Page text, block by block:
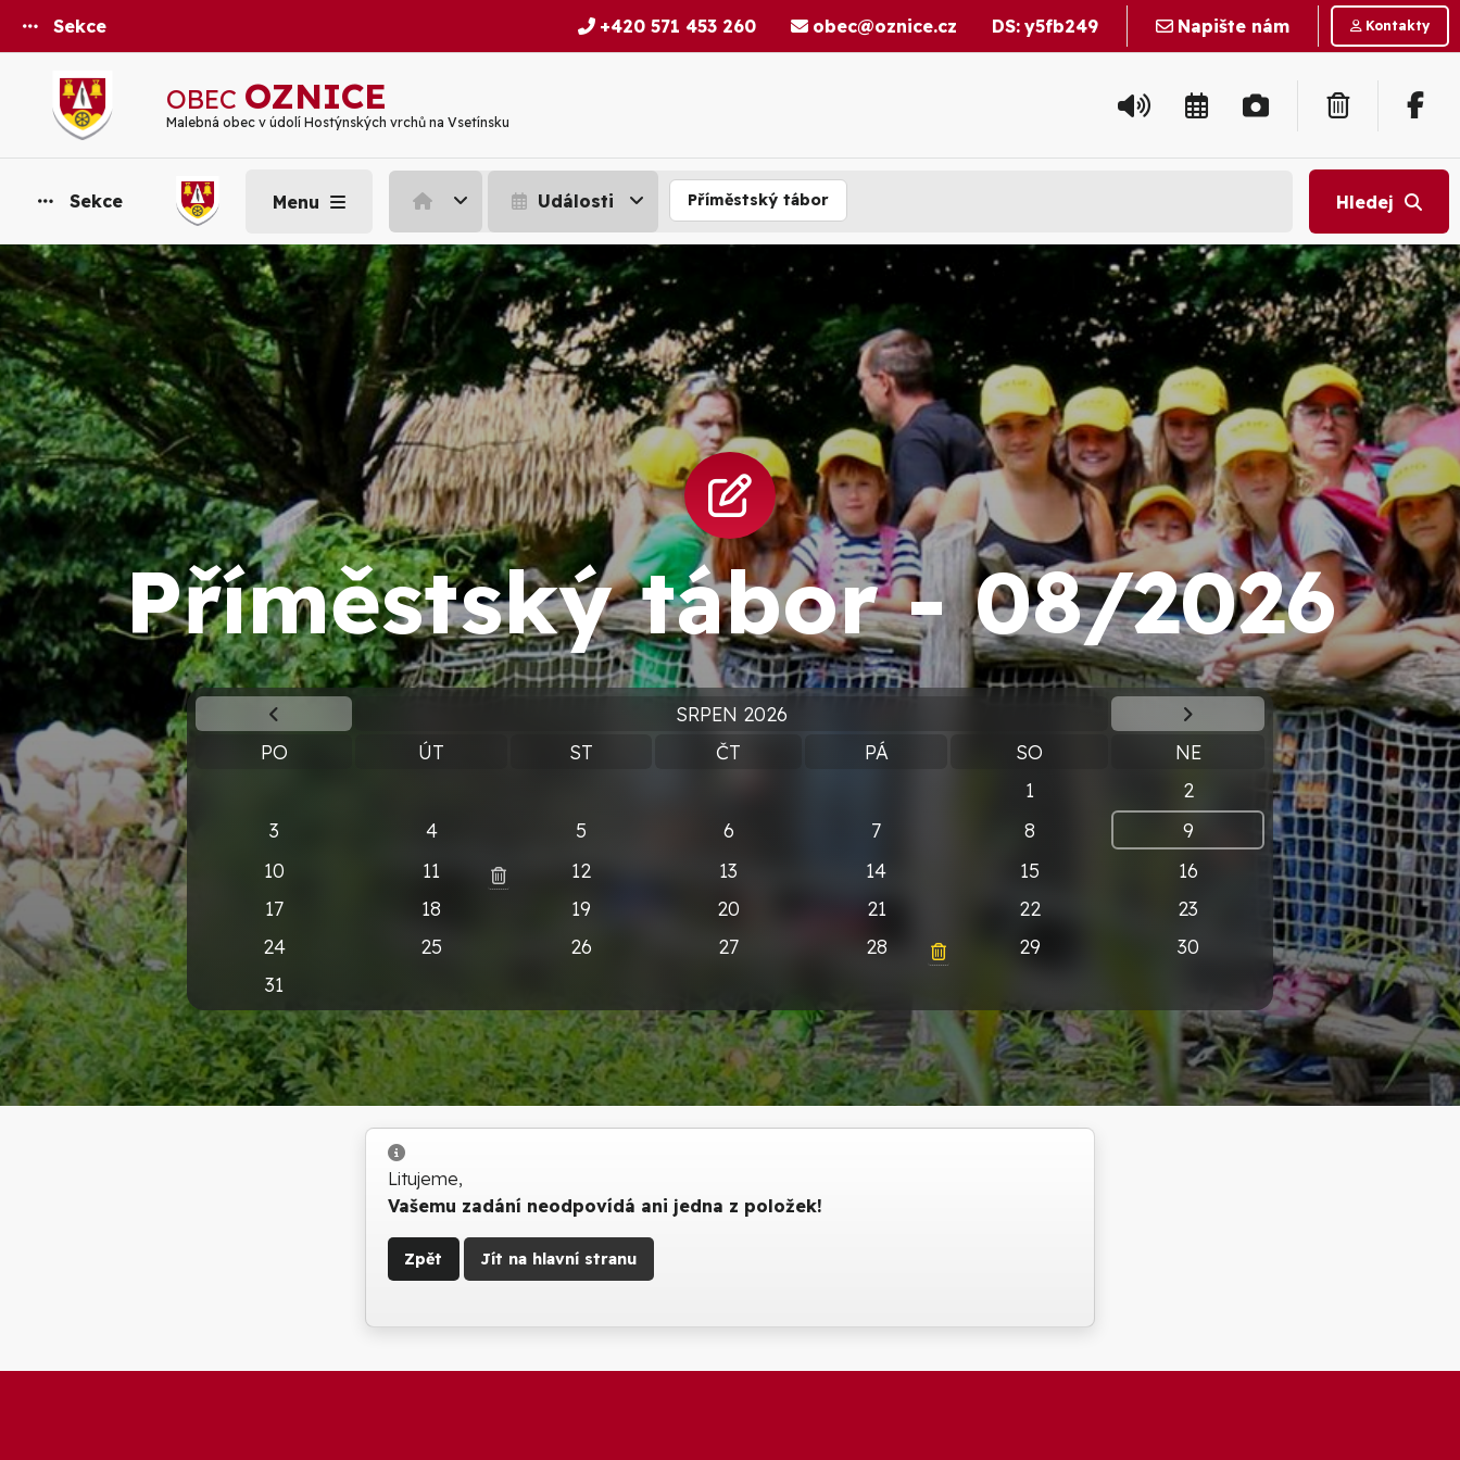
Sekce +420 571 453 260 obec@oznice.cz DS: y5fb249 Napište nám Kontakty
OBEC OZNICE
Malebná obec v údolí Hostýnských vrchů na Vsetínsku
Sekce Menu Události Příměstský tábor Hledej
Příměstský tábor -08/2026
SRPEN 2026
PO
ÚT ST ČT PÁ SO
NE
1
2
3
4 5 6 7 8
9
10
11 12 13 14 15
16
17
18 19 20 21 22
23
24
25 26 27 28 29
30
31
Info
Litujeme,
Vašemu zadání neodpovídá ani jedna z položek!
Zpět Jít na hlavní stranu